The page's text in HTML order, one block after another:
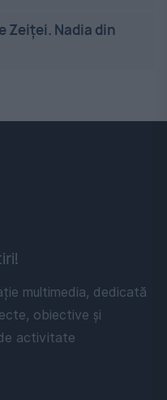
Zeiței. Nadia din
multimedia, dedicată
obiective și
activitate